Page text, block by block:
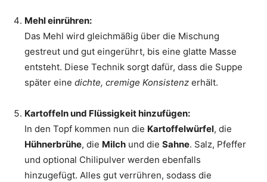
Mehl einrühren:
Das Mehl wird gleichmäßig über die Mischung
gestreut und gut eingerührt, bis eine glatte Masse
entsteht. Diese Technik sorgt dafür, dass die Suppe
später eine dichte, cremige Konsistenz erhält.
Kartoffeln und Flüssigkeit hinzufügen:
In den Topf kommen nun die Kartoffelwürfel, die
Hühnerbrühe, die Milch und die Sahne. Salz, Pfeffer
und optional Chilipulver werden ebenfalls
hinzugefügt. Alles gut verrühren, sodass die